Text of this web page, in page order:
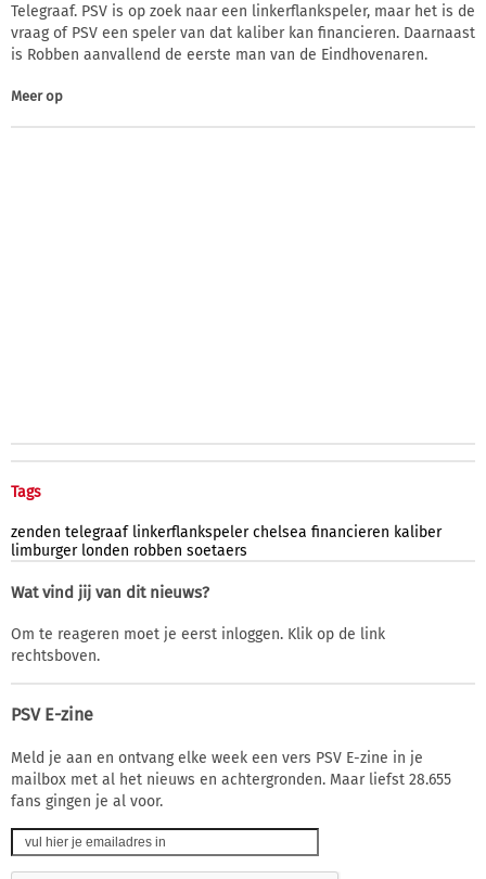
Telegraaf. PSV is op zoek naar een linkerflankspeler, maar het is de
vraag of PSV een speler van dat kaliber kan financieren. Daarnaast
is Robben aanvallend de eerste man van de Eindhovenaren.
Meer op
Tags
zenden telegraaf linkerflankspeler chelsea financieren kaliber
limburger londen robben soetaers
Wat vind jij van dit nieuws?
Om te reageren moet je eerst inloggen. Klik op de link
rechtsboven.
PSV E-zine
Meld je aan en ontvang elke week een vers PSV E-zine in je
mailbox met al het nieuws en achtergronden. Maar liefst 28.655
fans gingen je al voor.